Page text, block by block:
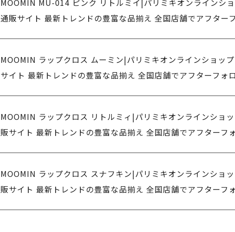
MOOMIN MU-014 ピンク リトルミイ|パリミキオンラインシ
通販サイト 最新トレンドの豊富な品揃え 全国店舗でアフター
MOOMIN ラップクロス ムーミン|パリミキオンラインショッ
サイト 最新トレンドの豊富な品揃え 全国店舗でアフターフォ
MOOMIN ラップクロス リトルミィ|パリミキオンラインショ
販サイト 最新トレンドの豊富な品揃え 全国店舗でアフターフ
MOOMIN ラップクロス スナフキン|パリミキオンラインショ
販サイト 最新トレンドの豊富な品揃え 全国店舗でアフターフ